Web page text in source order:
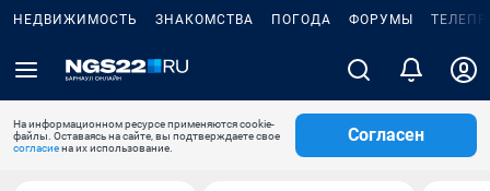
НЕДВИЖИМОСТЬ ЗНАКОМСТВА ПОГОДА ФОРУМЫ
На информационном ресурсе применяются cookie-
файлы. Оставаясь на сайте, вы подтверждаете свое
согласиена их использование.
Согласен